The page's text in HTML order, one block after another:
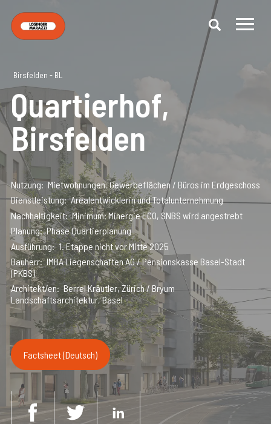
Birsfelden - BL
Quartierhof,
Birsfelden
Nutzung Mietwohnungen, Gewerbeflächen / Büros im Erdgeschoss
Dienstleistung Arealentwicklerin und Totalunternehmung
Nachhaltigkeit Minimum: Minergie ECO, SNBS wird angestrebt
Planung Phase Quartierplanung
Ausführung 1. Etappe nicht vor Mitte 2025
Bauherr IMBA Liegenschaften AG / Pensionskasse Basel-Stadt
(PKBS)
Architekt/en
Berrel Kräutler, Zürich / Bryum
Landschaftsarchitektur, Basel
Factsheet (Deutsch)